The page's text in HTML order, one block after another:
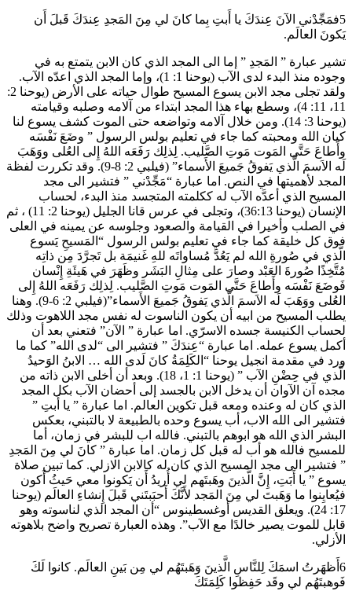
5فمَجِّدْني الآنَ عِندَكَ يا أَبتِ بِما كانَ لي مِنَ المَجدِ عِندَكَ قَبلَ أَن
يَكونَ العالَم.
تشير عبارة ” المَجدِ ” إما الى المجد الذي كان الابن يتمتع به في
وجوده منذ البدء لدى الآب (يوحنا 1: 1)، وإما المجد الذي اعدّه الآب.
ولقد تجلى مجد الابن يسوع المسيح طوال حياته على الأرض (يوحنا 2:
11، 11: 4)، وسطع بهاء هذا المجد ابتداء من آلامه وصلبه وقيامته
(يوحنا 3: 14). ومن خلال آلامه وتواضعه حتى الموت كشف يسوع لنا
كيان الله ومحبته كما جاء في تعليم بولس الرسول ” وضَعَ نَفْسَه
وأَطاعَ حَتَّى المَوت مَوتِ الصَّليب. لِذلِك رَفَعَه اللهُ إِلى العُلى ووَهَبَ
لَه الاَسمَ الَّذي يَفوقُ جَميعَ الأَسماء” (فيلبي 2: 8-9). وقد تكررت لفظة
المجد لأهميتها في النص. اما عبارة “مَجِّدْني ” فتشير الى مجد
المسيح الذي أعدَّه الآب له ككلمته المتجسد منذ البدء، لحساب
الإنسان (يوحنا 36:13)، وتجلى في عرس قانا الجليل (يوحنا 2: 11) ، ثم
في الصلب وأخيرا في القيامة والصعود وجلوسه عن يمينه في العلى
فوق كل خليقة كما جاء في تعليم بولس الرسول “المَسيحِ يَسوع
الَّذي في صُورةِ الله لم يَعُدَّ مُساواتَه للهِ غَنيمَة بل تَجرَّدَ مِن ذاتِه
مُتَّخِذًا صُورةَ العَبْد وصارَ على مِثالِ البَشَر وظَهَرَ في هَيئَةِ إِنْسان
فَوضَعَ نَفْسَه وأَطاعَ حَتَّى المَوت مَوتِ الصَّليب. لِذلِك رَفَعَه اللهُ إِلى
العُلى ووَهَبَ لَه الاَسمَ الَّذي يَفوقُ جَميعَ الأَسماء”(فيلبي 2: 6-9). وهنا
يطلب المسيح من ابيه أن يكون الناسوت له نفس مجد اللاهوت وذلك
لحساب الكنيسة جسده الاسرّي. اما عبارة ” الآن” فتعني بعد أن
أكمل يسوع عمله. اما عبارة “عِندَكَ ” فتشير الى “لدى الله” كما ما
ورد في مقدمة انجيل يوحنا “الكَلِمَةُ كانَ لَدى الله … الابنُ الوَحيدُ
الَّذي في حِضْنِ الآب ” (يوحنا 1: 1، 18). وبعد أن أخلى الابن ذاته من
مجده آن الآوان أن يدخل الابن بالجسد إلى أحضان الآب بكل المجد
الذي كان له وعنده ومعه قبل تكوين العالم. اما عبارة ” يا أَبتِ ”
فتشير الى الله الاب، أب يسوع وحده بالطبيعة لا بالتبني، بعكس
البشر الذي الله هو ابوهم بالتبني. فالله اب للبشر في زمان، أما
للمسيح فالله هو أب له قبل كل زمان. اما عبارة ” كانَ لي مِنَ المَجدِ
” فتشير الى مجد المسيح الذي كان له كالابن الازلي. كما تبين صلاة
يسوع ” يا أَبَتِ، إِنَّ الَّذينَ وهَبتَهم لي أُريدُ أَن يَكونوا معي حَيثُ أَكون
فيُعايِنوا ما وَهَبتَ لي مِنَ المَجد لأَنَّكَ أَحبَبتَني قَبلَ إِنشاءِ العالَم (يوحنا
17: 24). ويعلق القديس أوغسطينوس “أن المجد الذي لناسوته وهو
قابل للموت يصير خالدًا مع الآب”. وهذه العبارة تصريح واضح بلاهوته
الأزلي.
6أَظهَرتُ اسمَكَ لِلنَّاسِ الَّذينَ وَهَبتَهُم لي مِن بَينِ العالَم. كانوا لَكَ
فَوهبتَهُم لي وقَد حَفِظوا كَلِمَتَكَ